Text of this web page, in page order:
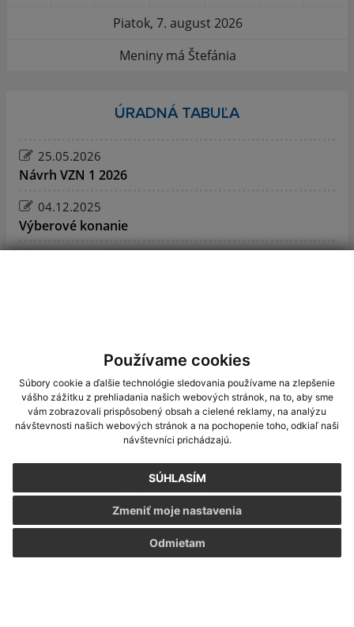
Používame cookies
Súbory cookie a ďalšie technológie sledovania používame na zlepšenie
vášho zážitku z prehliadania našich webových stránok, na to, aby sme
vám zobrazovali prispôsobený obsah a cielené reklamy, na analýzu
návštevnosti našich webových stránok a na pochopenie toho, odkiaľ naši
návštevníci prichádzajú.
SÚHLASÍM
Odmietam
Zmeniť moje nastavenia
Piatok, 7. august 2026
Meniny má Štefánia
ÚRADNÁ TABUĽA
25.05.2026
Návrh VZN 1 2026
04.12.2025
Výberové konanie
Zmluva o budúcej kúpnej zmluve
zobraziť ďalšie
Mobilná aplikácia